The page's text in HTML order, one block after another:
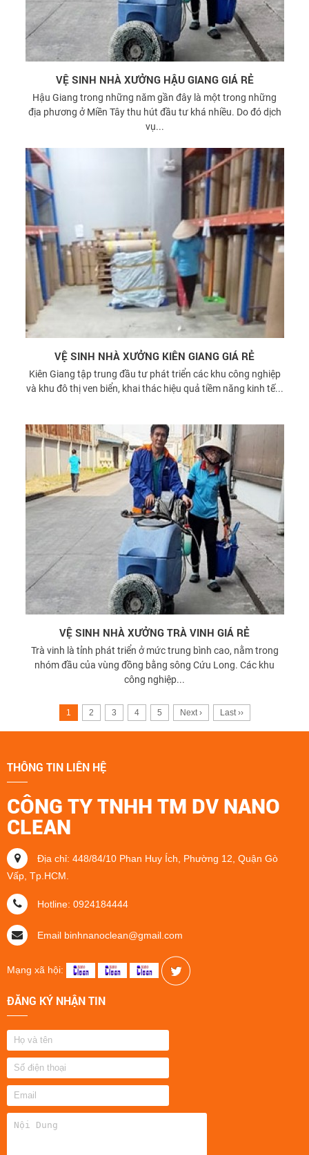
VỆ SINH NHÀ XƯỞNG HẬU GIANG GIÁ RẺ
Hậu Giang trong những năm gần đây là một trong những
địa phương ở Miền Tây thu hút đầu tư khá nhiều. Do đó dịch
vụ...
VỆ SINH NHÀ XƯỞNG KIÊN GIANG GIÁ RẺ
Kiên Giang tập trung đầu tư phát triển các khu công nghiệp
và khu đô thị ven biển, khai thác hiệu quả tiềm năng kinh tế...
VỆ SINH NHÀ XƯỞNG TRÀ VINH GIÁ RẺ
Trà vinh là tỉnh phát triển ở mức trung bình cao, nằm trong
nhóm đầu của vùng đồng bằng sông Cứu Long. Các khu
công nghiệp...
1 2 3 4 5 Next › Last ››
THÔNG TIN LIÊN HỆ
CÔNG TY TNHH TM DV NANO
CLEAN
Địa chỉ: 448/84/10 Phan Huy Ích, Phường 12, Quận Gò
Vấp, Tp.HCM.
Hotline: 0924184444
Email binhnanoclean@gmail.com
Mạng xã hội:
ĐĂNG KÝ NHẬN TIN